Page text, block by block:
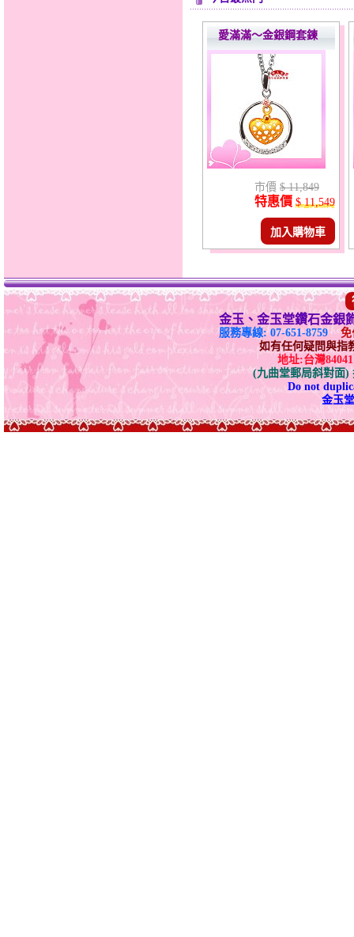
愛滿滿～金銀鋼套鍊
市價 $ 11,849
特惠價 $ 11,549
加入購物車
金玉、金玉堂鑽石金銀
服務專線: 07-651-8759
免
如有任何疑問與指
地址:台灣
(九曲堂郵局斜對面)
Do not
金玉